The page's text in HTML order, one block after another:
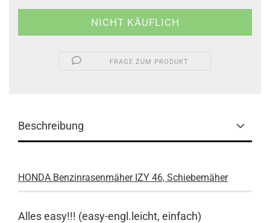
FRAGE ZUM PRODUKT
Beschreibung
HONDA Benzinrasenmäher IZY 46, Schiebemäher
Alles easy!!! (easy-engl.leicht, einfach)